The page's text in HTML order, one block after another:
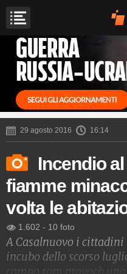
29 agosto 2016 16:14
Incendio
fiamme
volta le
1.602 - 10 foto
A Casalnuovo i cittadini
incubo dello scorso
campo rom provocò